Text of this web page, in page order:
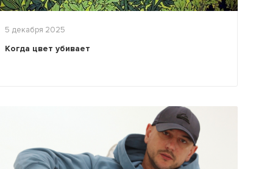
5 декабря 2025
Когда цвет убивает